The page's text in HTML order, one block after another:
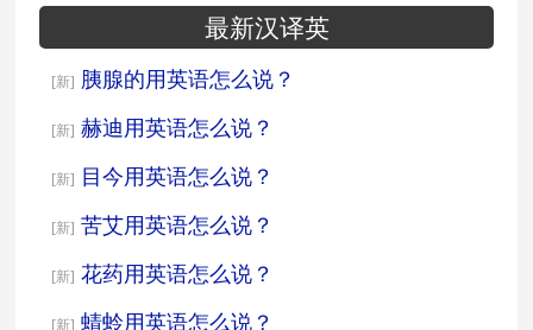
最新汉译英
[新] 胰腺的用英语怎么说？
[新] 赫迪用英语怎么说？
[新] 目今用英语怎么说？
[新] 苦艾用英语怎么说？
[新] 花药用英语怎么说？
[新] 蜻蛉用英语怎么说？